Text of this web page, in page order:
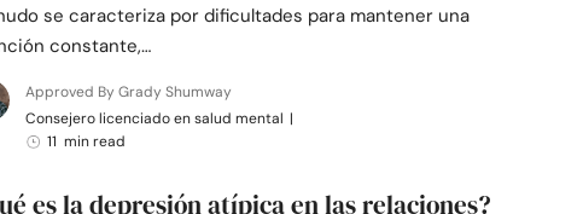
se caracteriza por dificultades para mantener una
constante,…
Approved By Grady Shumway
Consejero licenciado en salud mental |
11 min read
es la depresión atípica en las relaciones?